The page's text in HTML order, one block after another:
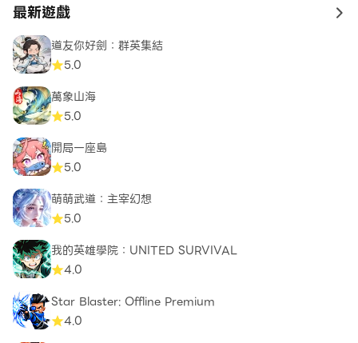
最新遊戲 to
道友你好劍：群英集結
5.0
萬象山海
5.0
開局一座島
5.0
萌萌武道：主宰幻想
5.0
我的英雄學院：UNITED SURVIVAL
4.0
Star Blaster: Offline Premium
4.0